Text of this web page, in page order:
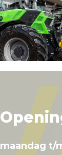
maandag t/